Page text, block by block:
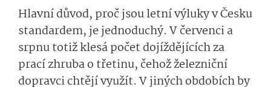
Hlavní důvod, proč jsou letní výluky v Česku
standardem, je jednoduchý. V červenci a
srpnu totiž klesá počet dojíždějících za
prací zhruba o třetinu, čehož železniční
dopravci chtějí využít. V jiných obdobích by